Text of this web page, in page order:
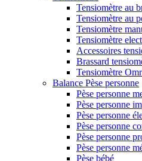
Tensiomètre au
Tensiomètre au
Tensiomètre
Tensiomètre
Accessoires
Brassard
Tensiomètre
Balance Pèse personne
Pèse personne
Pèse personne
Pèse personne
Pèse personne
Pèse personne
Pèse personne
Pèse bébé